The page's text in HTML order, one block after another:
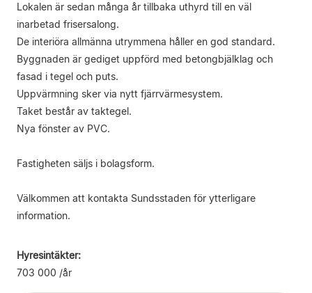
Lokalen är sedan många år tillbaka uthyrd till en väl
inarbetad frisersalong.
De interiöra allmänna utrymmena håller en god standard.
Byggnaden är gediget uppförd med betongbjälklag och
fasad i tegel och puts.
Uppvärmning sker via nytt fjärrvärmesystem.
Taket består av taktegel.
Nya fönster av PVC.
Fastigheten säljs i bolagsform.
Välkommen att kontakta Sundsstaden för ytterligare
information.
Hyresintäkter:
703 000 /år